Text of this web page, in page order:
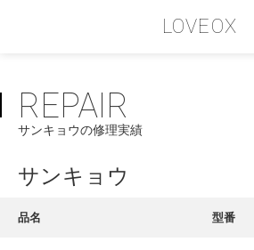
LOVEOX
PHILOSOPHY
フィロソフィー
COMPANY PROFILE
REPAIR
サンキョウの修理実績
サンキョウ
品名 型番